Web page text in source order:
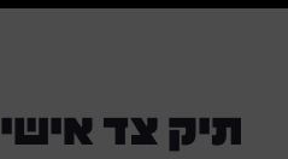
תיק צד אישי